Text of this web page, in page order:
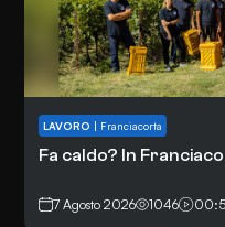
LAVORO | Franciacorta
Fa caldo? In
7 Agosto 2026 1046